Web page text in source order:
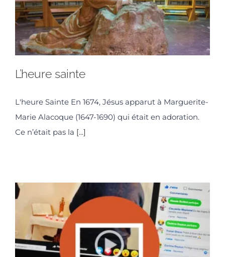
L’heure sainte
L'heure Sainte En 1674, Jésus apparut à Marguerite-
Marie Alacoque (1647-1690) qui était en adoration.
Ce n’était pas la [...]